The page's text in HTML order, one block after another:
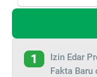
1
Izin Edar
Fakta Baru